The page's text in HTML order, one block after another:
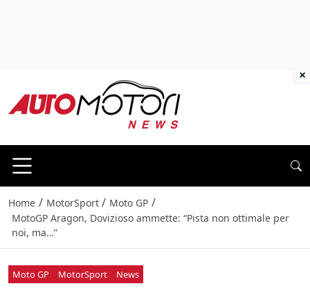
Home / MotorSport / Moto GP /
MotoGP Aragon, Dovizioso ammette: “Pista non ottimale per
noi, ma…”
Moto GP MotorSport News
×